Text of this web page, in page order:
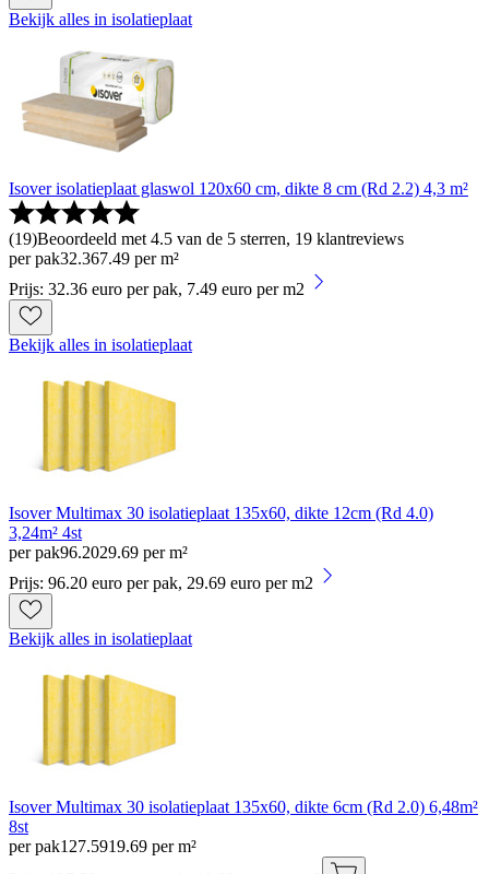
Bekijk alles in isolatieplaat
Isover isolatieplaat glaswol 120x60 cm, dikte 8 cm (Rd 2.2) 4,3 m²
(19)Beoordeeld met 4.5 van de 5 sterren, 19 klantreviews
per pak32.367.49 per m²
Prijs: 32.36 euro per pak, 7.49 euro per m2
Bekijk alles in isolatieplaat
Isover Multimax 30 isolatieplaat 135x60, dikte 12cm (Rd 4.0)
3,24m² 4st
per pak96.2029.69 per m²
Prijs: 96.20 euro per pak, 29.69 euro per m2
Bekijk alles in isolatieplaat
Isover Multimax 30 isolatieplaat 135x60, dikte 6cm (Rd 2.0) 6,48m²
8st
per pak127.5919.69 per m²